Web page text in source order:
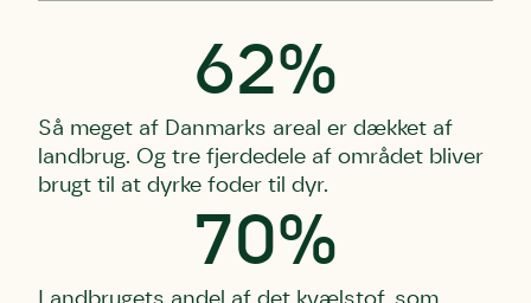
62%
Så meget af Danmarks areal er dækket af
landbrug. Og tre fjerdedele af området bliver
brugt til at dyrke foder til dyr.
70%